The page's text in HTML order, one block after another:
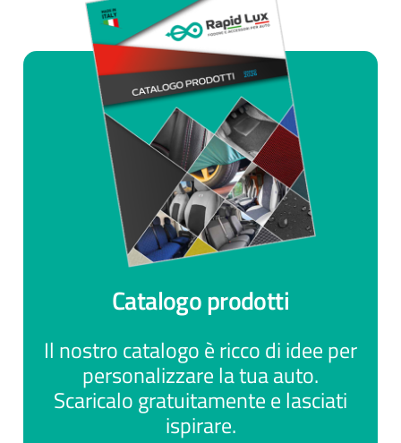
Catalogo prodotti
Il nostro catalogo è ricco di idee per
personalizzare la tua auto.
Scaricalo gratuitamente e lasciati
ispirare.